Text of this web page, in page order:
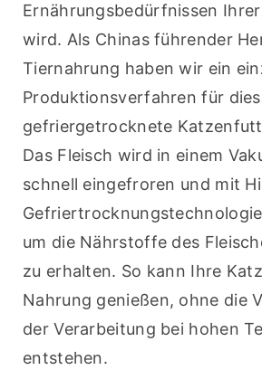
Ernährungsbedürfnissen
wird. Als Chinas führender
Tiernahrung haben wir ein
Produktionsverfahren für
gefriergetrocknete
Das Fleisch wird in einem
schnell eingefroren und mit
um die Nährstoffe des
zu erhalten. So kann Ihre
Nahrung genießen, ohne die
der Verarbeitung bei hohen
entstehen.